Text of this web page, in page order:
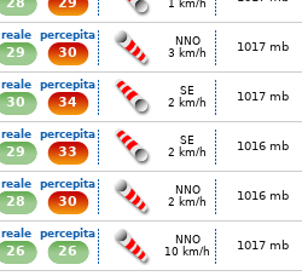
1 km/h
reale
29
percepita
30
NNO
3 km/h
1017 mb
reale
30
percepita
34
SE
2 km/h
1017 mb
reale
29
percepita
33
SE
2 km/h
1016 mb
reale
28
percepita
30
NNO
2 km/h
1016 mb
reale
26
percepita
26
NNO
10 km/h
1017 mb